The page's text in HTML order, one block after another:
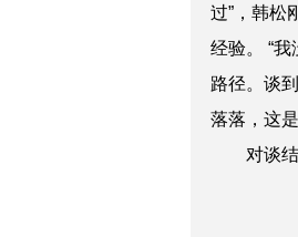
过”，韩松
经验。 “
路径。谈
落落，这
对谈